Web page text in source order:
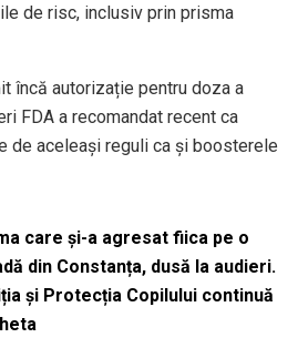
de risc, inclusiv prin prisma
încă autorizație pentru doza a
FDA a recomandat recent ca
de aceleași reguli ca și boosterele
care și-a agresat fiica pe o
din Constanța, dusă la audieri.
și Protecția Copilului continuă